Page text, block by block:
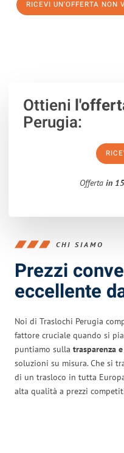
RICEVI UN'OFFERTA NON
Ottieni
Perugia:
Offerta in
CHI SIAMO
Prezzi
eccellente
Noi di Traslochi Perugia
fattore cruciale quando si
puntiamo sulla trasparenza
soluzioni su misura. Che si
di un trasloco in tutta
alta qualità a prezzi